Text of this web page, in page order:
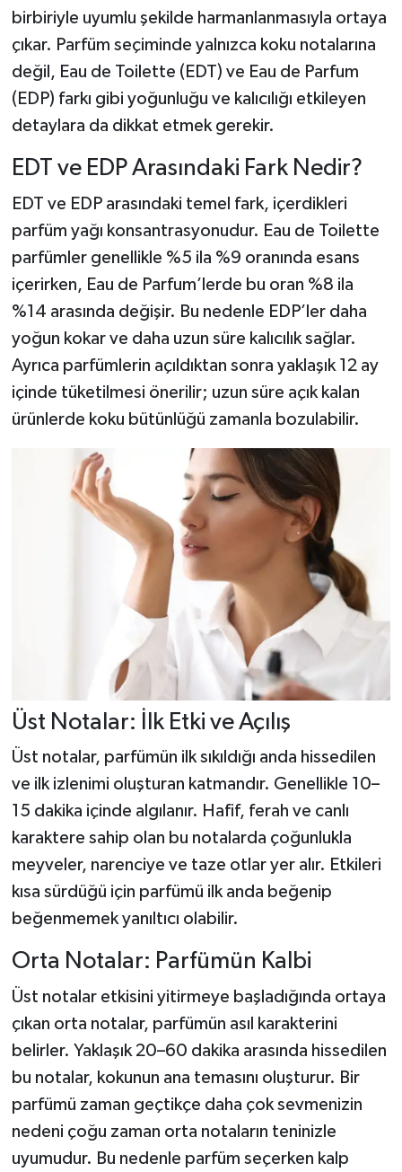
birbiriyle uyumlu şekilde harmanlanmasıyla ortaya
çıkar. Parfüm seçiminde yalnızca koku notalarına
değil, Eau de Toilette (EDT) ve Eau de Parfum
(EDP) farkı gibi yoğunluğu ve kalıcılığı etkileyen
detaylara da dikkat etmek gerekir.
EDT ve EDP Arasındaki Fark Nedir?
EDT ve EDP arasındaki temel fark, içerdikleri
parfüm yağı konsantrasyonudur. Eau de Toilette
parfümler genellikle %5 ila %9 oranında esans
içerirken, Eau de Parfum’lerde bu oran %8 ila
%14 arasında değişir. Bu nedenle EDP’ler daha
yoğun kokar ve daha uzun süre kalıcılık sağlar.
Ayrıca parfümlerin açıldıktan sonra yaklaşık 12 ay
içinde tüketilmesi önerilir; uzun süre açık kalan
ürünlerde koku bütünlüğü zamanla bozulabilir.
Üst Notalar: İlk Etki ve Açılış
Üst notalar, parfümün ilk sıkıldığı anda hissedilen
ve ilk izlenimi oluşturan katmandır. Genellikle 10–
15 dakika içinde algılanır. Hafif, ferah ve canlı
karaktere sahip olan bu notalarda çoğunlukla
meyveler, narenciye ve taze otlar yer alır. Etkileri
kısa sürdüğü için parfümü ilk anda beğenip
beğenmemek yanıltıcı olabilir.
Orta Notalar: Parfümün Kalbi
Üst notalar etkisini yitirmeye başladığında ortaya
çıkan orta notalar, parfümün asıl karakterini
belirler. Yaklaşık 20–60 dakika arasında hissedilen
bu notalar, kokunun ana temasını oluşturur. Bir
parfümü zaman geçtikçe daha çok sevmenizin
nedeni çoğu zaman orta notaların teninizle
uyumudur. Bu nedenle parfüm seçerken kalp